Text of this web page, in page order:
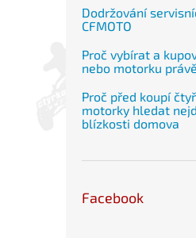
Dodržování
CFMOTO
Proč vybírat a
nebo motorku
Proč před koupí
motorky hledat
blízkosti domova
Facebook